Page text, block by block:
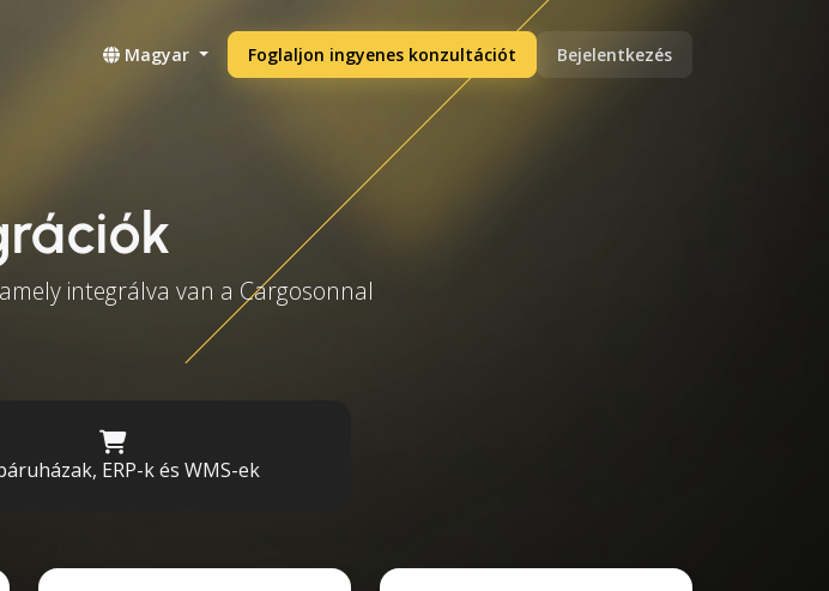
Magyar Foglaljon ingyenes konzultációt Bejelentkezés
integrálva van a Cargosonnal
ERP-k és WMS-ek